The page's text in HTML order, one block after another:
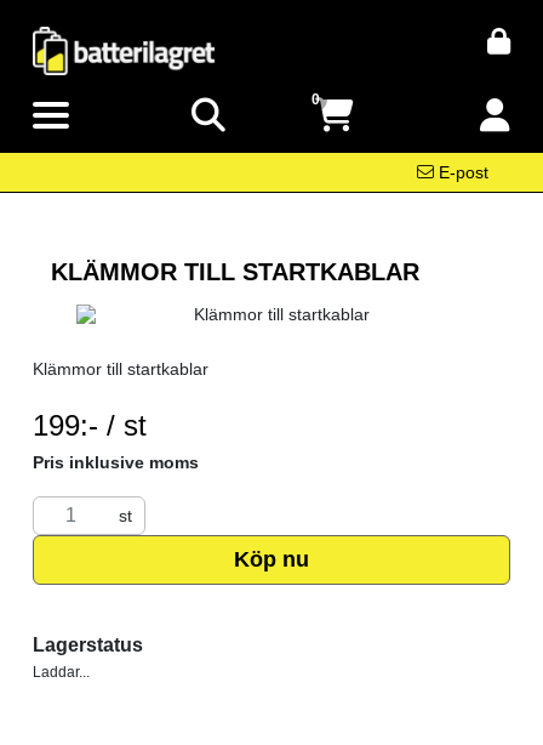
0
E-post
KLÄMMOR TILL STARTKABLAR
Klämmor till startkablar
199:- / stSEK per ST
Pris inklusive moms
st
Köp nu
Lagerstatus
Laddar...